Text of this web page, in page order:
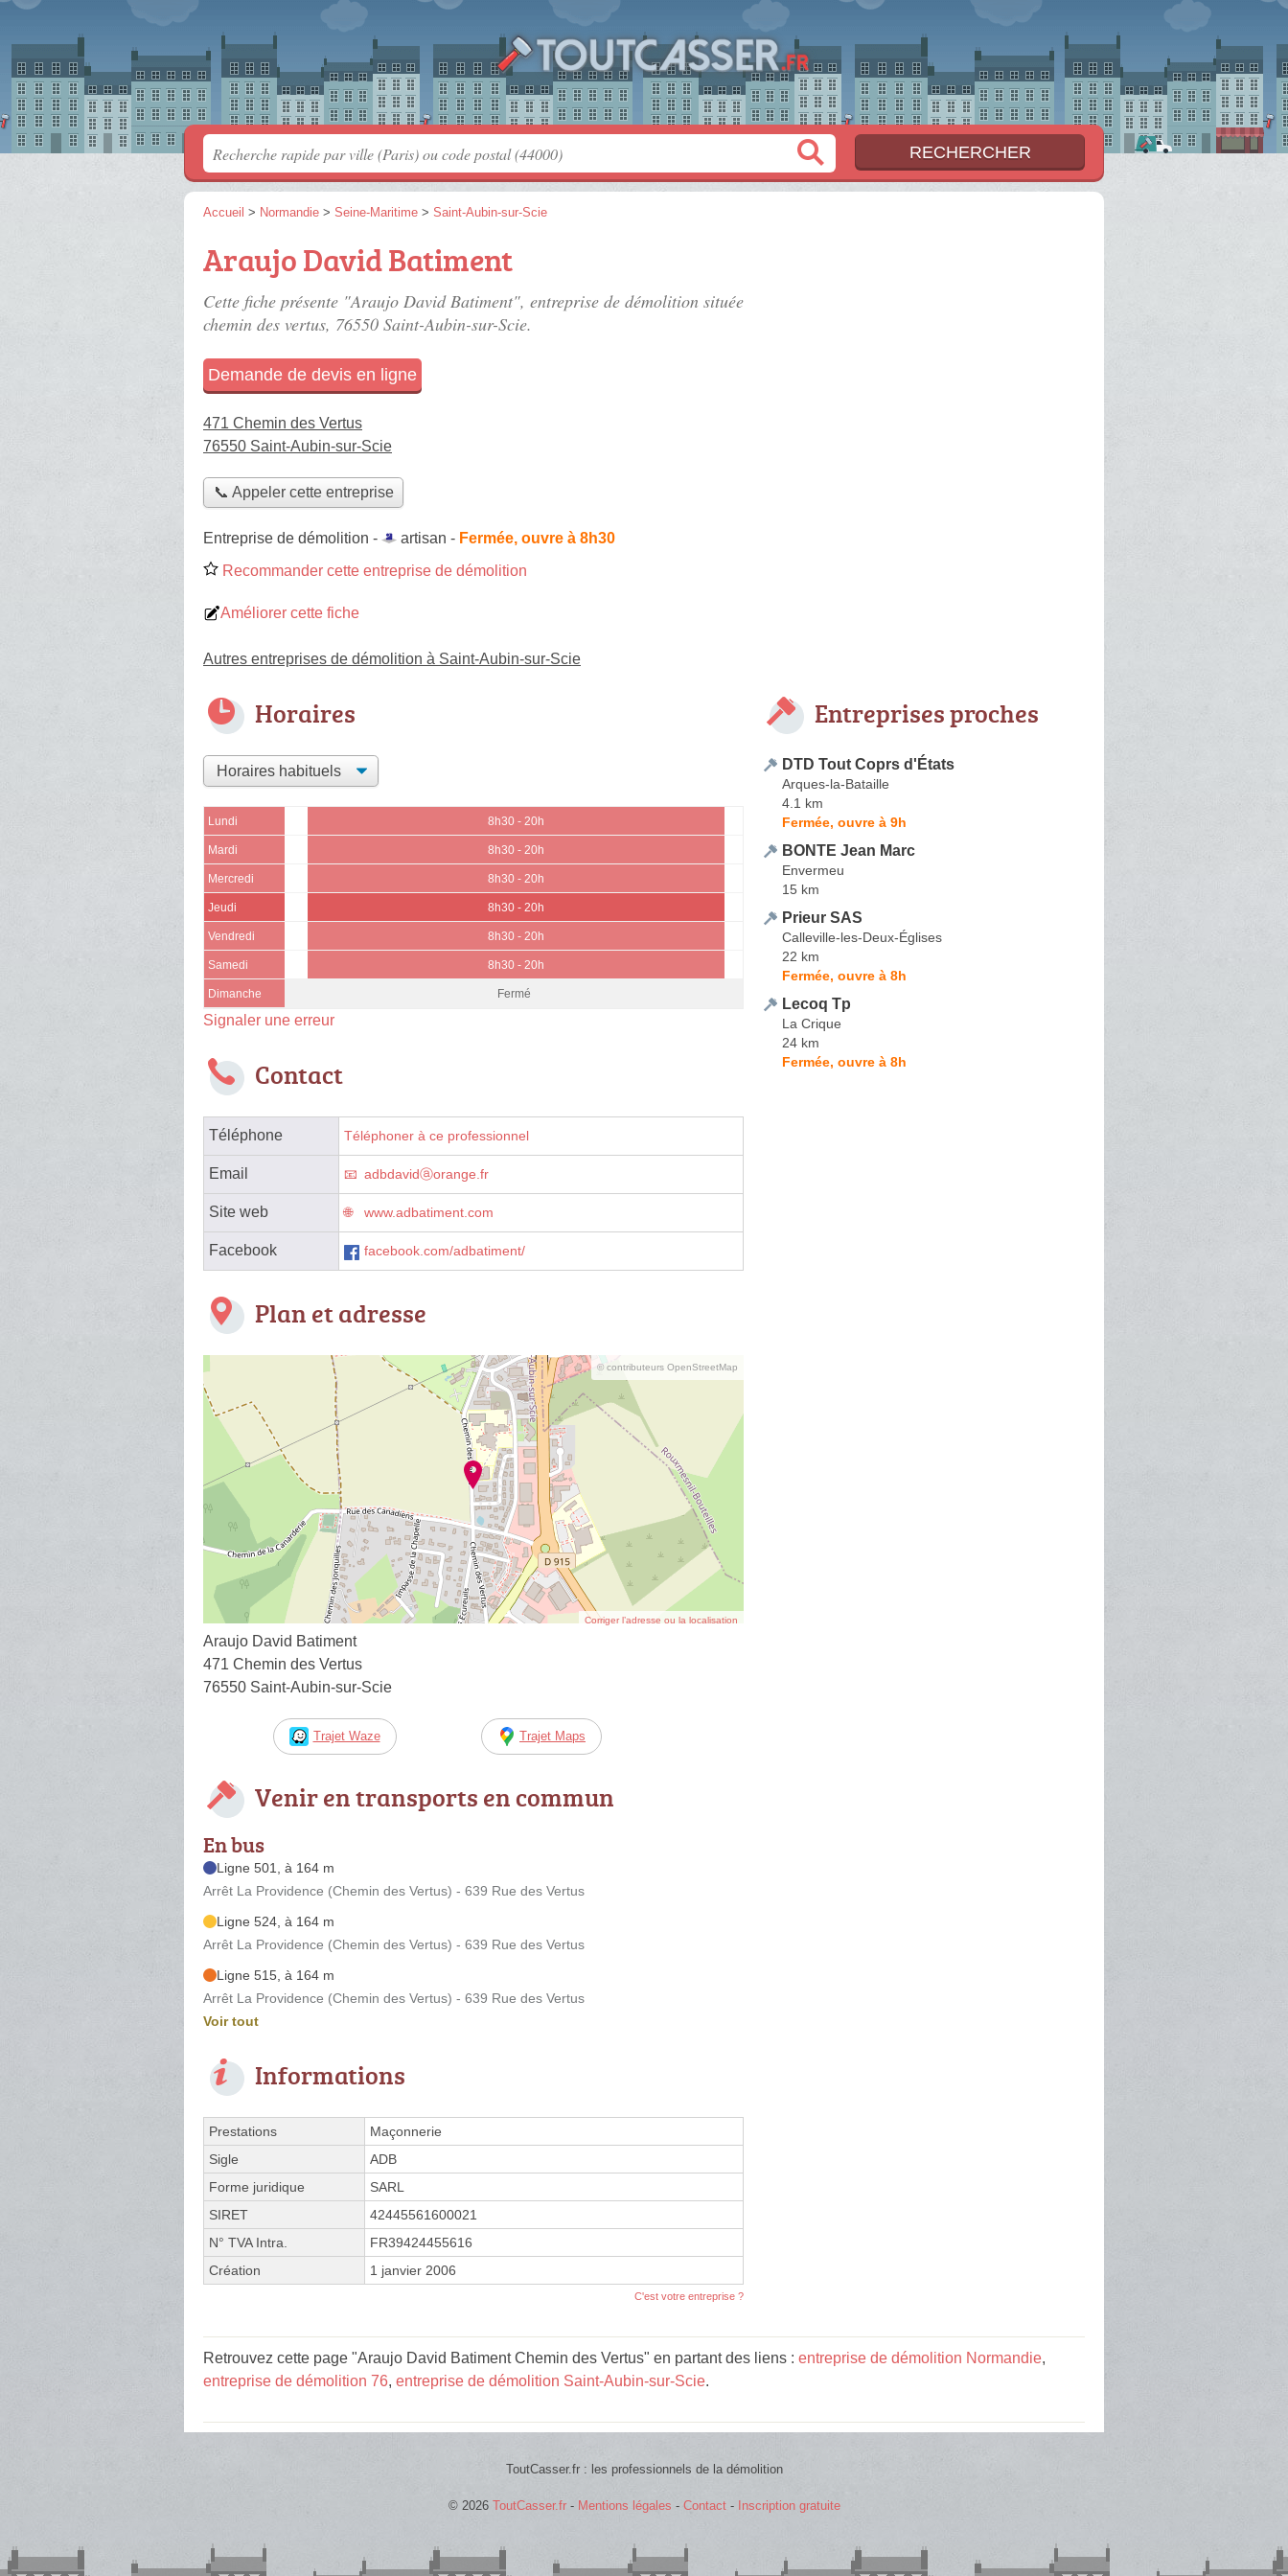
Accueil > Normandie > Seine-Maritime > Saint-Aubin-sur-Scie
Araujo David Batiment
Cette fiche présente "Araujo David Batiment", entreprise de démolition située
chemin des vertus, 76550 Saint-Aubin-sur-Scie.
Demande de devis en ligne
471 Chemin des Vertus
76550 Saint-Aubin-sur-Scie
📞 Appeler cette entreprise
Entreprise de démolition - artisan - Fermée, ouvre à 8h30
Recommander cette entreprise de démolition
Améliorer cette fiche
Autres entreprises de démolition à Saint-Aubin-sur-Scie
Horaires
Lundi 8h30 - 20h
Mardi 8h30 - 20h
Mercredi 8h30 - 20h
Jeudi 8h30 - 20h
Vendredi 8h30 - 20h
Samedi 8h30 - 20h
Dimanche Fermé
Signaler une erreur
Contact
Téléphone Téléphoner à ce professionnel
Email adbdavidⓐorange.fr
Site web www.adbatiment.com
Facebook facebook.com/adbatiment/
Plan et adresse
© contributeurs OpenStreetMap
Corriger l’adresse ou la localisation
Araujo David Batiment
471 Chemin des Vertus
76550 Saint-Aubin-sur-Scie
Trajet Waze Trajet Maps
Venir en transports en commun
En bus
Ligne 501, à 164 m
Arrêt La Providence (Chemin des Vertus) - 639 Rue des Vertus
Ligne 524, à 164 m
Arrêt La Providence (Chemin des Vertus) - 639 Rue des Vertus
Ligne 515, à 164 m
Arrêt La Providence (Chemin des Vertus) - 639 Rue des Vertus
Voir tout
Informations
Prestations
Maçonnerie
Sigle
ADB
Forme juridique
SARL
SIRET
42445561600021
N° TVA Intra.
FR39424455616
Création
1 janvier 2006
C'est votre entreprise ?
Entreprises proches
DTD Tout Coprs d'États
Arques-la-Bataille
4.1 km
Fermée, ouvre à 9h
BONTE Jean Marc
Envermeu
15 km
Prieur SAS
Calleville-les-Deux-Églises
22 km
Fermée, ouvre à 8h
Lecoq Tp
La Crique
24 km
Fermée, ouvre à 8h
Retrouvez cette page "Araujo David Batiment Chemin des Vertus" en partant des liens : entreprise de démolition Normandie,
entreprise de démolition 76, entreprise de démolition Saint-Aubin-sur-Scie.
ToutCasser.fr : les professionnels de la démolition
© 2026 ToutCasser.fr - Mentions légales - Contact- Inscription gratuite